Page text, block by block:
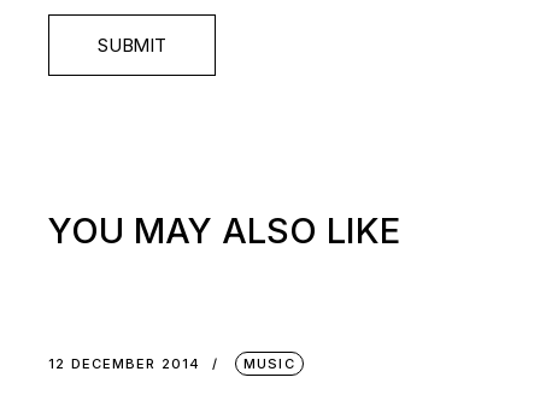
SUBMIT
YOU MAY ALSO LIKE
12 DECEMBER 2014 MUSIC